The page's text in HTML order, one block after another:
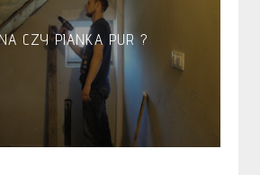
CZY PIANKA PUR ?